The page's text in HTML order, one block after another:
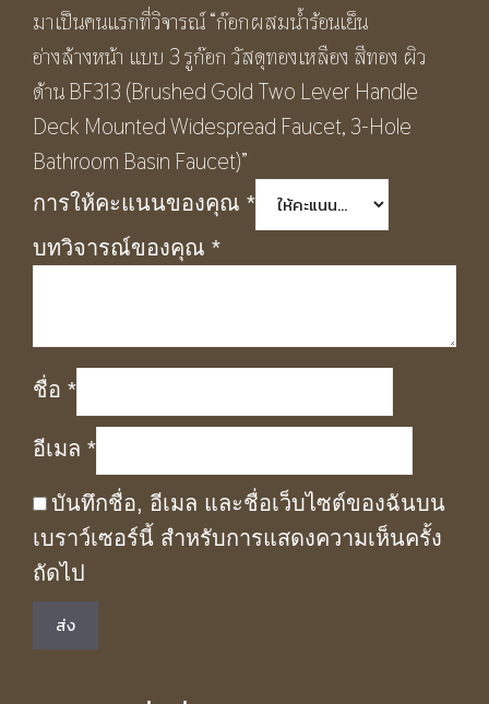
มาเป็นคนแรกที่วิจารณ์ “ก๊อกผสมน้ำร้อนเย็น
อ่างล้างหน้า แบบ 3 รูก๊อก วัสดุทองเหลือง สีทอง ผิว
ด้าน BF313 (Brushed Gold Two Lever Handle
Deck Mounted Widespread Faucet, 3-Hole
Bathroom Basin Faucet)”
การให้คะแนนของคุณ *
บทวิจารณ์ของคุณ *
ชื่อ *
อีเมล *
บันทึกชื่อ, อีเมล และชื่อเว็บไซต์ของฉันบน
เบราว์เซอร์นี้ สำหรับการแสดงความเห็นครั้ง
ถัดไป